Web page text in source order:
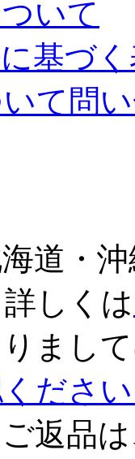
いて
基づ
て問
道・
しくは
まし
ださ
返品